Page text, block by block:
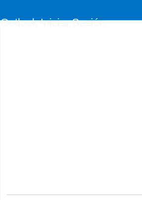
Outlook Iniciar Sesión